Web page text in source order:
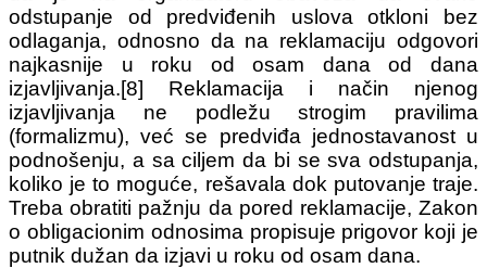
odstupanje od predviđenih uslova otkloni bez
odlaganja, odnosno da na reklamaciju odgovori
najkasnije u roku od osam dana od dana
izjavljivanja.[8] Reklamacija i način njenog
izjavljivanja ne podležu strogim pravilima
(formalizmu), već se predviđa jednostavanost u
podnošenju, a sa ciljem da bi se sva odstupanja,
koliko je to moguće, rešavala dok putovanje traje.
Treba obratiti pažnju da pored reklamacije, Zakon
o obligacionim odnosima propisuje prigovor koji je
putnik dužan da izjavi u roku od osam dana.